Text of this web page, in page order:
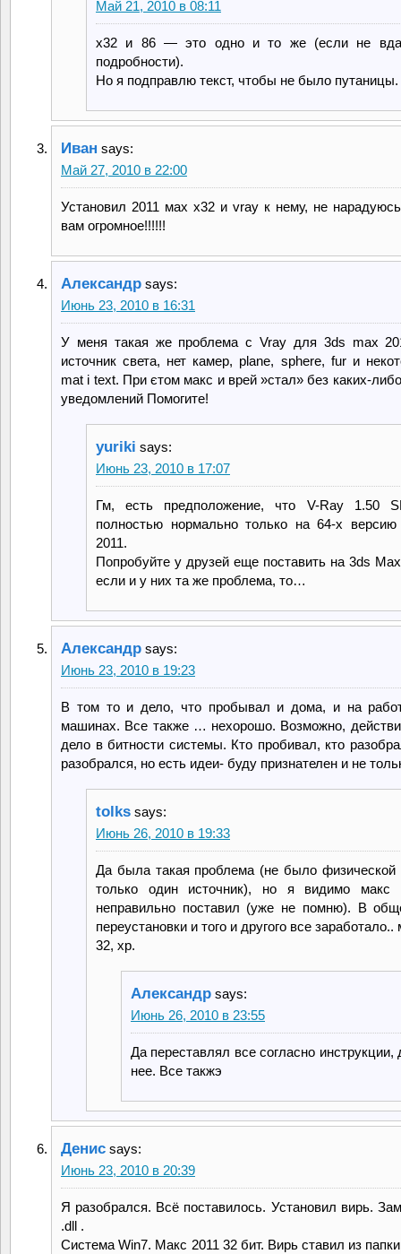
Май 21, 2010 в 08:11
x32 и 86 — это одно и то же (если не
подробности).
Но я подправлю текст, чтобы не было путаницы.
Иван says:
Май 27, 2010 в 22:00
Установил 2011 мах х32 и vray к нему, не
вам огромное!!!!!!
Александр says:
Июнь 23, 2010 в 16:31
У меня такая же проблема с Vray для 3ds max
источник света, нет камер, plane, sphere, fur и
mat i text. При єтом макс и врей »стал» без каких-
уведомлений Помогите!
yuriki says:
Июнь 23, 2010 в 17:07
Гм, есть предположение, что V-Ray 1.50
полностью нормально только на 64-x
2011.
Попробуйте у друзей еще поставить на 3ds
если и у них та же проблема, то…
Александр says:
Июнь 23, 2010 в 19:23
В том то и дело, что пробывал и дома, и на
машинах. Все также … нехорошо. Возможно,
дело в битности системы. Кто пробивал, кто
разобрался, но есть идеи- буду признателен и не
tolks says:
Июнь 26, 2010 в 19:33
Да была такая проблема (не было физической
только один источник), но я видимо макс
неправильно поставил (уже не помню). В
переустановки и того и другого все заработало..
32, хр.
Александр says:
Июнь 26, 2010 в 23:55
Да переставлял все согласно инструкции,
нее. Все такжэ
Денис says:
Июнь 23, 2010 в 20:39
Я разобрался. Всё поставилось. Установил вирь.
.dll .
Система Win7. Макс 2011 32 бит. Вирь ставил из